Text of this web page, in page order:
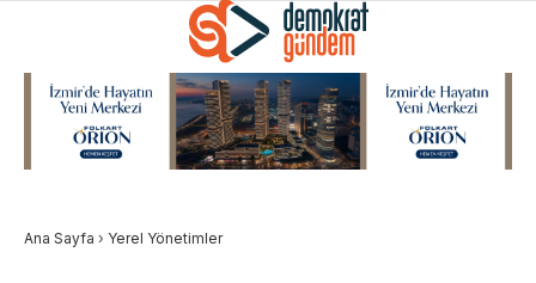
Ana Sayfa › Yerel Yönetimler